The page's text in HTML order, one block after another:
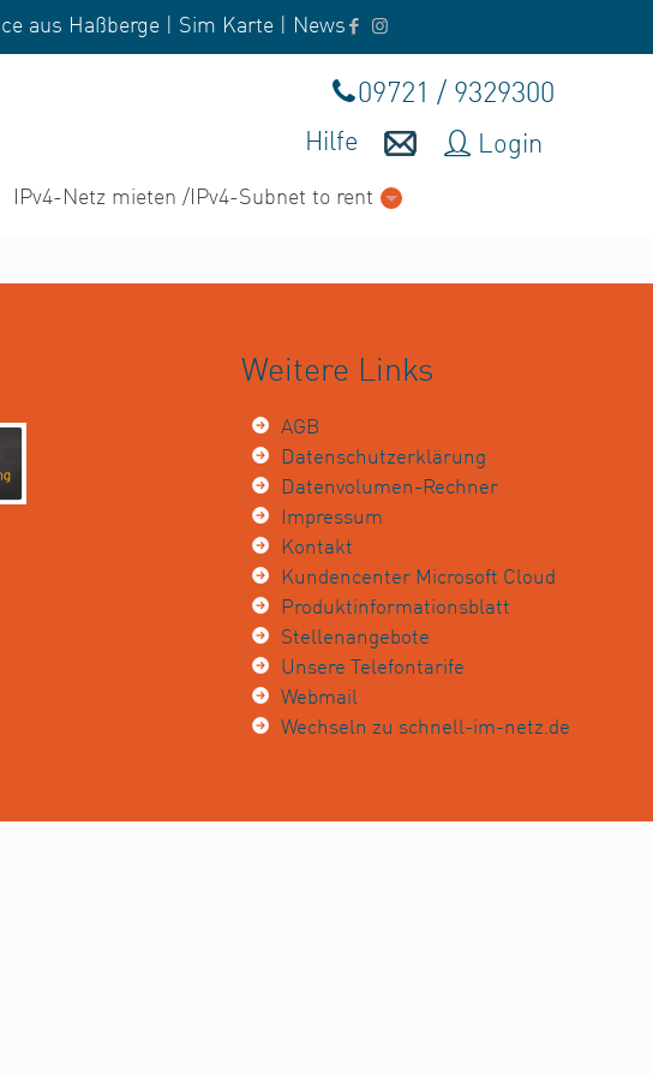
aus Haßberge| Sim Karte| News
IPv4-Netz mieten /IPv4-Subnet to rent
09721 / 9329300
Hilfe Login
Weitere Links
AGB
Datenschutzerklärung
Datenvolumen-Rechner
Impressum
Kontakt
Kundencenter Microsoft Cloud
Produktinformationsblatt
Stellenangebote
Unsere Telefontarife
Webmail
Wechseln zu schnell-im-netz.de